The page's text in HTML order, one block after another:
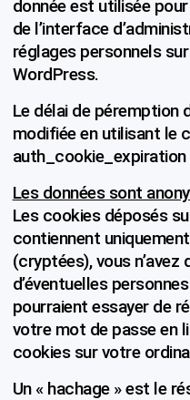
donnée est utilisée
de l’interface
réglages personnels
WordPress.
Le délai de péremption
modifiée en utilisant le
auth_cookie_expiration
Les données sont
Les cookies déposés
contiennent
(cryptées), vous
d’éventuelles
pourraient essayer de
votre mot de passe en
cookies sur votre
Un « hachage » est le